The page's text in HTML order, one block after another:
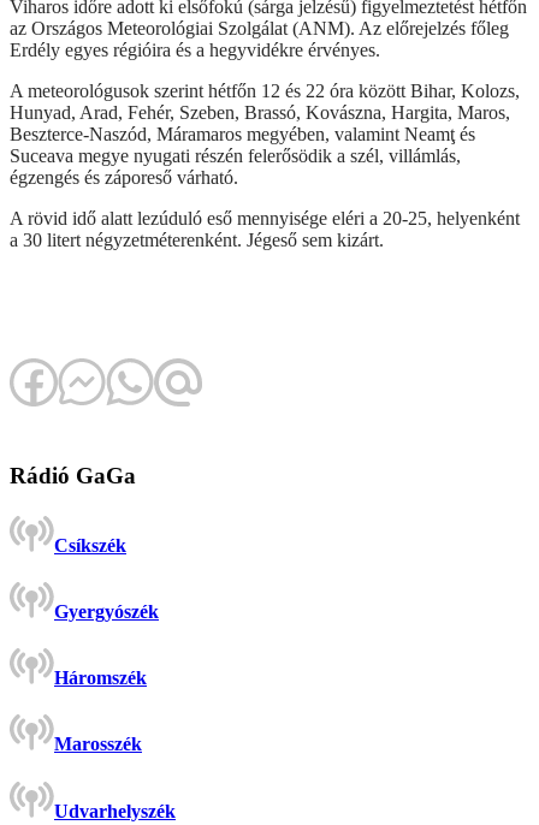
Viharos időre adott ki elsőfokú (sárga jelzésű) figyelmeztetést hétfőn
az Országos Meteorológiai Szolgálat (ANM). Az előrejelzés főleg
Erdély egyes régióira és a hegyvidékre érvényes.
A meteorológusok szerint hétfőn 12 és 22 óra között Bihar, Kolozs,
Hunyad, Arad, Fehér, Szeben, Brassó, Kovászna, Hargita, Maros,
Beszterce-Naszód, Máramaros megyében, valamint Neamţ és
Suceava megye nyugati részén felerősödik a szél, villámlás,
égzengés és záporeső várható.
A rövid idő alatt lezúduló eső mennyisége eléri a 20-25, helyenként
a 30 litert négyzetméterenként. Jégeső sem kizárt.
Rádió GaGa
Csíkszék
Gyergyószék
Háromszék
Marosszék
Udvarhelyszék